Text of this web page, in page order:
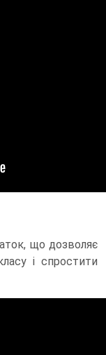
що дозволяє
і спростити